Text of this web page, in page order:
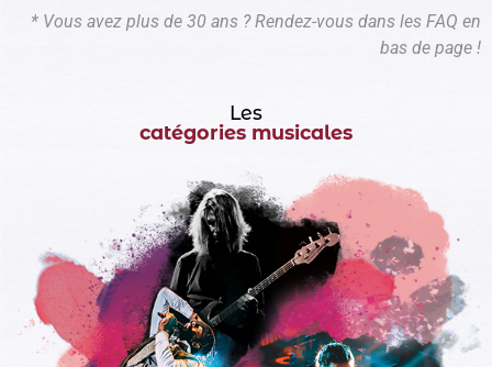
* Vous avez plus de 30 ans ? Rendez-vous dans les FAQ en
bas de page !
Les
catégories musicales